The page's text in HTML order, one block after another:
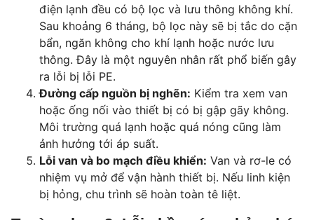
điện lạnh đều có bộ lọc và lưu thông không khí.
Sau khoảng 6 tháng, bộ lọc này sẽ bị tắc do cặn
bẩn, ngăn không cho khí lạnh hoặc nước lưu
thông. Đây là một nguyên nhân rất phổ biến gây
ra lỗi bị lỗi PE.
Đường cấp nguồn bị nghẽn: Kiểm tra xem van
hoặc ống nối vào thiết bị có bị gập gãy không.
Môi trường quá lạnh hoặc quá nóng cũng làm
ảnh hưởng tới áp suất.
Lỗi van và bo mạch điều khiển: Van và rơ-le có
nhiệm vụ mở để vận hành thiết bị. Nếu linh kiện
bị hỏng, chu trình sẽ hoàn toàn tê liệt.